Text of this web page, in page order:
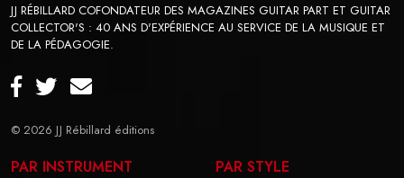
JJ RÉBILLARD COFONDATEUR DES MAGAZINES GUITAR PART ET GUITAR
COLLECTOR'S : 40 ANS D'EXPÉRIENCE AU SERVICE DE LA MUSIQUE ET
DE LA PÉDAGOGIE.
© 2026 JJ Rébillard éditions
PAR INSTRUMENT
PAR STYLE